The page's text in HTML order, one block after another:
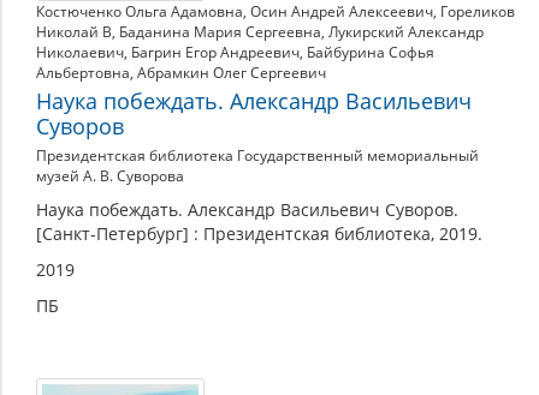
Костюченко Ольга Адамовна, Осин Андрей Алексеевич, Гореликов
Николай В, Баданина Мария Сергеевна, Лукирский Александр
Николаевич, Багрин Егор Андреевич, Байбурина Софья
Альбертовна, Абрамкин Олег Сергеевич
Наука побеждать. Александр Васильевич
Суворов
Президентская библиотека Государственный мемориальный
музей А. В. Суворова
Наука побеждать. Александр Васильевич Суворов.
[Санкт-Петербург] : Президентская библиотека, 2019.
2019
ПБ